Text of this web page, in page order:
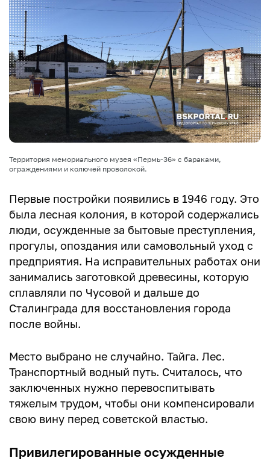
Территория мемориального музея «Пермь-36» с бараками,
ограждениями и колючей проволокой.
Первые постройки появились в 1946 году. Это
была лесная колония, в которой содержались
люди, осужденные за бытовые преступления,
прогулы, опоздания или самовольный уход с
предприятия. На исправительных работах они
занимались заготовкой древесины, которую
сплавляли по Чусовой и дальше до
Сталинграда для восстановления города
после войны.
Место выбрано не случайно. Тайга. Лес.
Транспортный водный путь. Считалось, что
заключенных нужно перевоспитывать
тяжелым трудом, чтобы они компенсировали
свою вину перед советской властью.
Привилегированные осужденные